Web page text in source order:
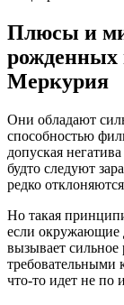
Плюсы и
рожденных
Меркурия
Они обладают
способностью
допуская
будто следуют
редко
Но такая
если окружающие
вызывает
что-то идет не по